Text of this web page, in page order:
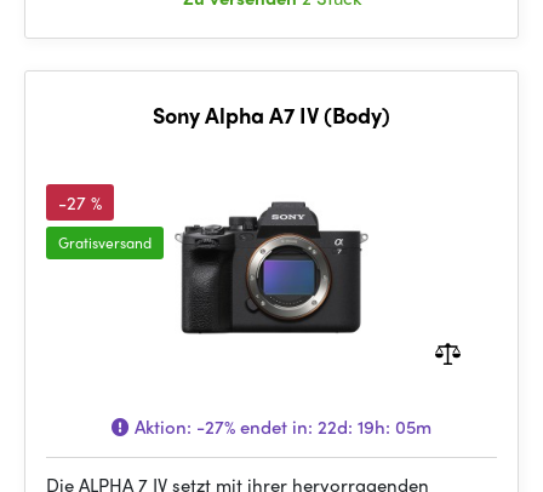
Sony Alpha A7 IV (Body)
-27 %
Gratisversand
Aktion: -27%endet in: 22d: 19h: 05m
Die ALPHA 7 IV setzt mit ihrer hervorragenden